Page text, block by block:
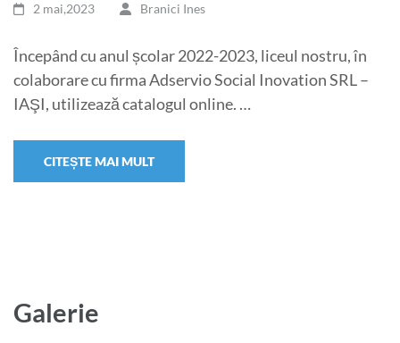
2 mai,2023 Branici Ines
Începând cu anul școlar 2022-2023, liceul nostru, în
colaborare cu firma Adservio Social Inovation SRL –
IAŞI, utilizează catalogul online. …
CITEȘTE MAI MULT
Galerie